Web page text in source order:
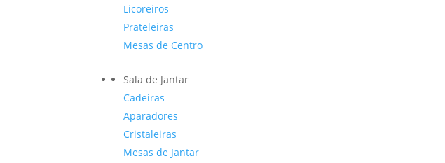
Licoreiros
Prateleiras
Mesas de Centro
Sala de Jantar
Cadeiras
Aparadores
Cristaleiras
Mesas de Jantar